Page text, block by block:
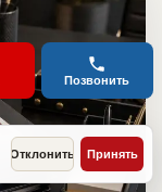
Отклонить Принять
Позвонить